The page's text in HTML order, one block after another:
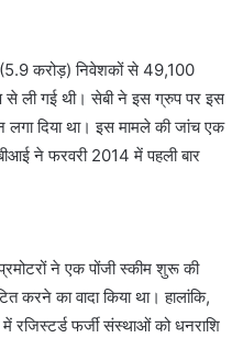
(5.9 करोड़) निवेशकों से 49,100
ली गई थी। सेबी ने इस ग्रुप पर इस
दिया था। इस मामले की जांच एक
ने फरवरी 2014 में पहली बार
ने एक पोंजी स्कीम शुरू की
करने का वादा किया था। हालांकि,
रजिस्टर्ड फर्जी संस्थाओं को धनराशि